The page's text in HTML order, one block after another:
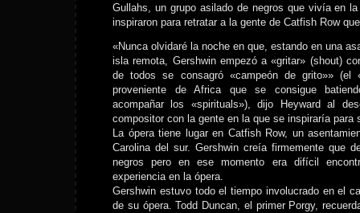
Gullahs, un grupo asilado de negros que vivía en
inspiraron para retratar a la gente de Catfish Row
«Nunca olvidaré la noche en que, estando en una
isla remota, Gershwin empezó a «gritar» (shout)
de todos se consagró «campeón de grito»» (el
proveniente de Africa que se consigue
acompañar los «spirituals»), dijo Heyward al
compositor con la gente en la que se inspiraría para
La ópera tiene lugar en Catfish Row, un
Carolina del sur. Gershwin creía firmemente que
negros pero en ese momento era difícil
experiencia en la ópera.
Gershwin estuvo todo el tiempo involucrado en el
de su ópera. Todd Duncan, el primer Porgy,